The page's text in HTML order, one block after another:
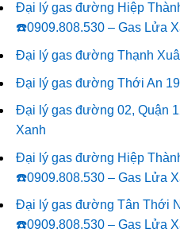
Đại lý gas đường Hiệp
☎️0909.808.530 – Gas Lửa
Đại lý gas đường Thạnh
Đại lý gas đường Thới An
Đại lý gas đường 02, Quận
Xanh
Đại lý gas đường Hiệp
☎️0909.808.530 – Gas Lửa
Đại lý gas đường Tân Thới
☎️0909.808.530 – Gas Lửa